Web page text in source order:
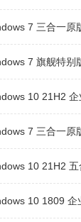
7 三合一原
旗舰特别版 64位（支
10 21H2 企业版
7 三合一原
10 21H2
10 1809 企业版